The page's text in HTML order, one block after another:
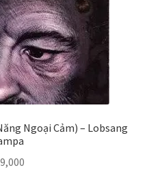
Ngoại Cảm) – Lobsang